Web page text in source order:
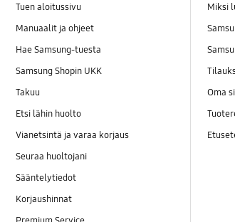
Tuen aloitussivu
Manuaalit ja ohjeet
Hae Samsung-tuesta
Samsung Shopin UKK
Takuu
Etsi lähin huolto
Vianetsintä ja varaa korjaus
Seuraa huoltojani
Sääntelytiedot
Korjaushinnat
Miksi
Oma